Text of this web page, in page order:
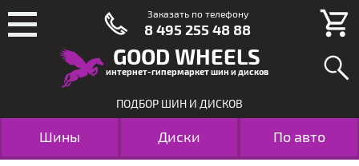
GOOD WHEELS
интернет-гипермаркет шин и дисков
ПОДБОР ШИН И ДИСКОВ
Шины Диски По авто
Заказать по телефону
8 495 255 48 88